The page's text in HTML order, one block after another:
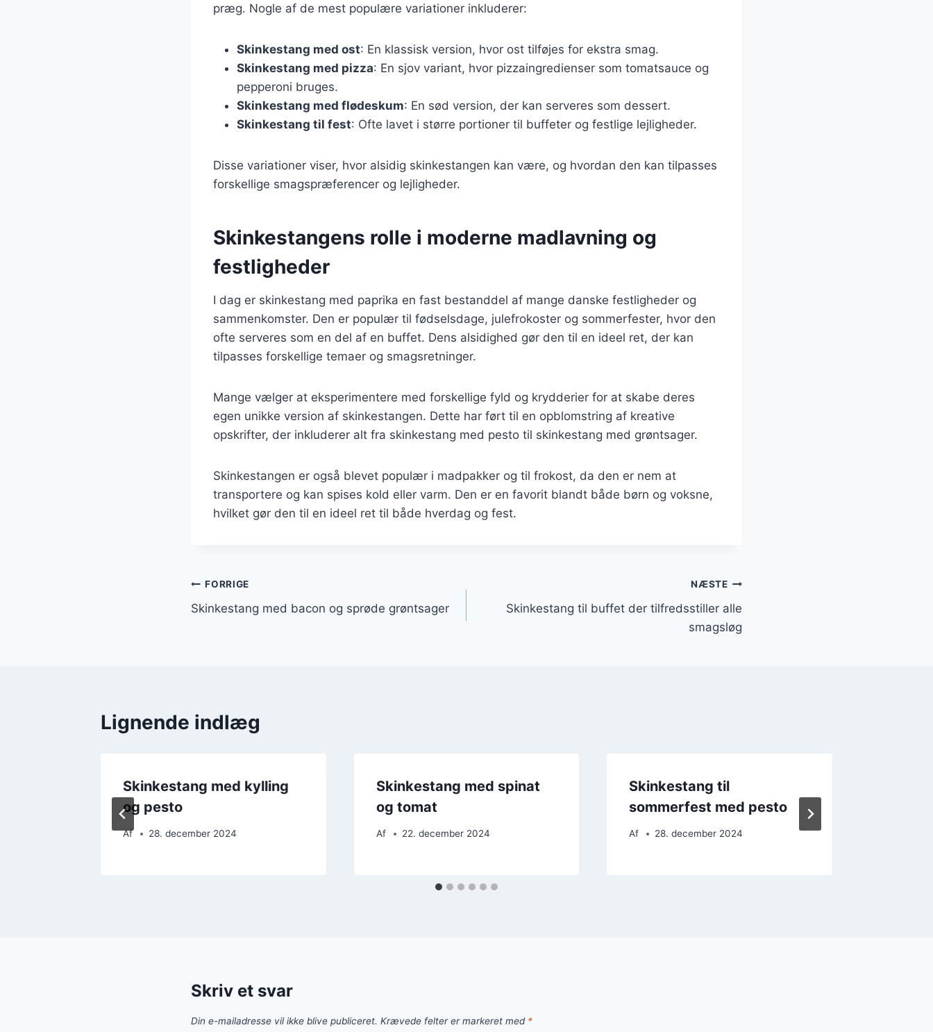
præg. Nogle af de mest populære variationer inkluderer:
Skinkestang med ost: En klassisk version, hvor ost tilføjes for ekstra smag.
Skinkestang med pizza: En sjov variant, hvor pizzaingredienser som tomatsauce og
pepperoni bruges.
Skinkestang med flødeskum: En sød version, der kan serveres som dessert.
Skinkestang til fest: Ofte lavet i større portioner til buffeter og festlige lejligheder.
Disse variationer viser, hvor alsidig skinkestangen kan være, og hvordan den kan tilpasses
forskellige smagspræferencer og lejligheder.
Skinkestangens rolle i moderne madlavning og
festligheder
I dag er skinkestang med paprika en fast bestanddel af mange danske festligheder og
sammenkomster. Den er populær til fødselsdage, julefrokoster og sommerfester, hvor den
ofte serveres som en del af en buffet. Dens alsidighed gør den til en ideel ret, der kan
tilpasses forskellige temaer og smagsretninger.
Mange vælger at eksperimentere med forskellige fyld og krydderier for at skabe deres
egen unikke version af skinkestangen. Dette har ført til en opblomstring af kreative
opskrifter, der inkluderer alt fra skinkestang med pesto til skinkestang med grøntsager.
Skinkestangen er også blevet populær i madpakker og til frokost, da den er nem at
transportere og kan spises kold eller varm. Den er en favorit blandt både børn og voksne,
hvilket gør den til en ideel ret til både hverdag og fest.
Indlægsnavigation
FORRIGE
Skinkestang med bacon og sprøde grøntsager
NÆSTE
Skinkestang til buffet der tilfredsstiller alle
smagsløg
Lignende indlæg
Skinkestang med kylling
og pesto
Af 28. december 2024
Skinkestang med spinat
og tomat
Af 22. december 2024
Skinkestang til
sommerfest med pesto
Af 28. december 2024
Skriv et svar
Din e-mailadresse vil ikke blive publiceret. Krævede felter er markeret med *